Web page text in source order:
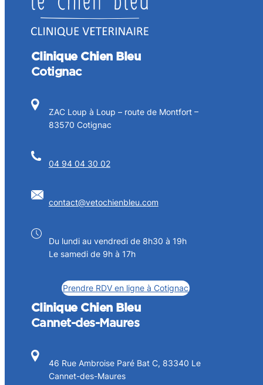
Clinique Chien Bleu
Cotignac
ZAC Loup à Loup – route de Montfort –
83570 Cotignac
04 94 04 30 02
contact@vetochienbleu.com
Du lundi au vendredi de 8h30 à 19h
Le samedi de 9h à 17h
Prendre RDV en ligne à Cotignac
Clinique Chien Bleu
Cannet-des-Maures
46 Rue Ambroise Paré Bat C, 83340 Le
Cannet-des-Maures